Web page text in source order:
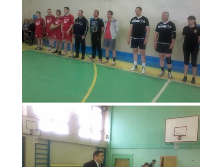
Вакантные места для приёма (перевода)
Международное сотрудничество
Организация питания в образовательной
организации
Расписание занятий
Заочное отделение
Локальные акты
ВОСПИТАТЕЛЬНАЯ РАБОТА
Безопасность на железной дороге